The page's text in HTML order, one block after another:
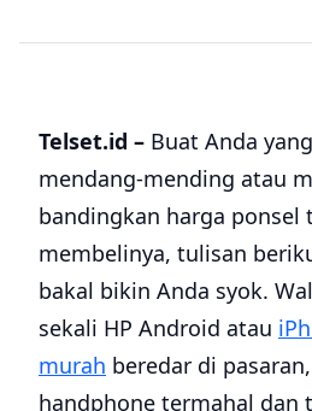
Telset.id – Buat Anda
mendang-mending atau
bandingkan harga ponsel
membelinya, tulisan
bakal bikin Anda syok.
sekali HP Android atau
murah beredar di
handphone termahal dan